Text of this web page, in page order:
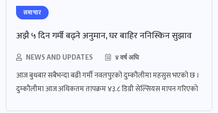
समाचार
अझै ५ दिन गर्मी बढ्ने अनुमान, घर बाहिर ननिस्किन सुझाव
NEWS AND UPDATES ४ वर्ष अघि
आज बुधबार सबैभन्दा बढी गर्मी नवलपुरको दुम्कौलीमा महसुस भएको छ ।
दुम्कौलीमा आज अधिकतम तापक्रम ४३.८ डिग्री सेल्सियस मापन गरिएको